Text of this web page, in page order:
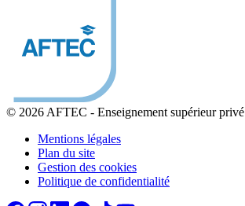
© 2026 AFTEC - Enseignement supérieur privé
Mentions légales
Plan du site
Gestion des cookies
Politique de confidentialité